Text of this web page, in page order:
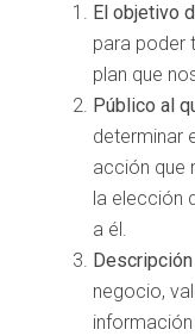
El objetivo
para poder
plan que
Público al
determinar
acción que
la elección
a él.
negocio,